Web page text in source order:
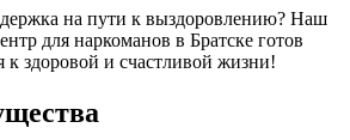
на пути к выздоровлению? Наш
для наркоманов в Братске готов
к здоровой и счастливой жизни!